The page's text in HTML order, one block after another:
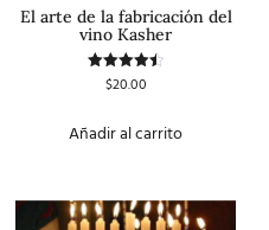
El arte de la fabricación del
vino Kasher
Valorado
de 5
$20.00
Añadir al carrito